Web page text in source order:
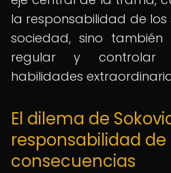
la responsabilidad de
sociedad, sino
regular y
habilidades
El dilema de
responsabilidad de
consecuencias